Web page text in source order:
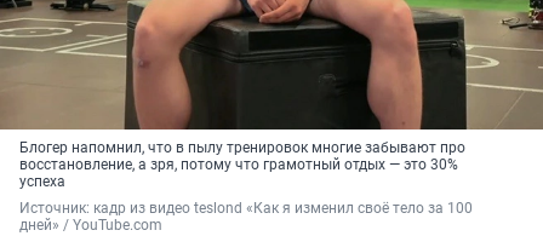
Блогер напомнил, что в пылу тренировок многие забывают про
восстановление, а зря, потому что грамотный отдых — это 30%
успеха
Источник: кадр из видео teslond «Как я изменил своё тело за 100
дней» / YouTube.com